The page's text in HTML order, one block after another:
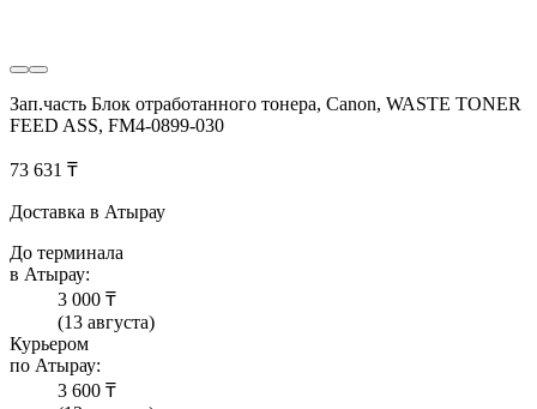
Зап.часть Блок отработанного тонера, Canon, WASTE TONER
FEED ASS, FM4-0899-030
73 631 ₸
Доставка в Атырау
До терминала
в Атырау:
3 000 ₸
(13 августа)
Курьером
по Атырау:
3 600 ₸